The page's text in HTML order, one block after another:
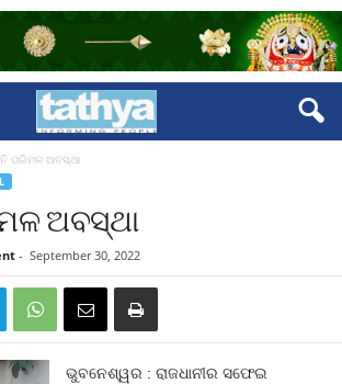
ପରିମଳ ଅବସ୍ଥା
ଅବସ୍ଥା
- September 30, 2022
ଭୁବନେଶ୍ୱର : ରାଜଧାନୀର ସଫେଇ